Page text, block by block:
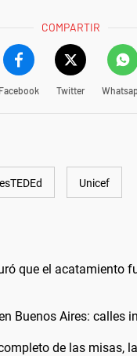
COMPARTIR
Facebook Twitter
Unicef
que el acatamiento
Buenos Aires: calles
de las misas,